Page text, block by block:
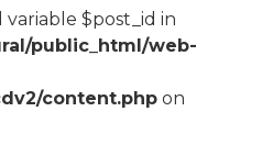
variable $post_id in
public_html/web-
content.phpon